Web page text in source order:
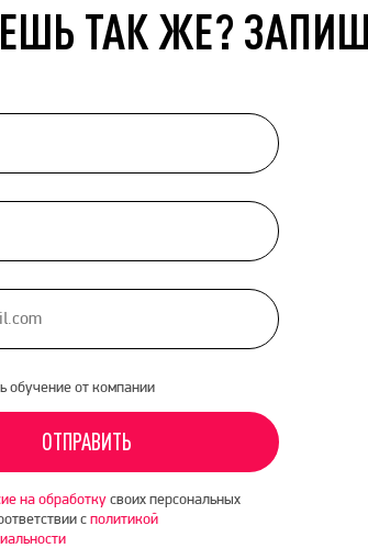
ТАК ЖЕ?
обучение от компании
ОТПРАВИТЬ
на обработкусвоих персональных
сполитикой